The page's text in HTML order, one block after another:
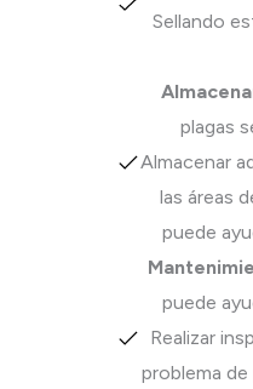
Sellando
plagas
Almacenar
las áreas
puede
puede
Realizar
problema